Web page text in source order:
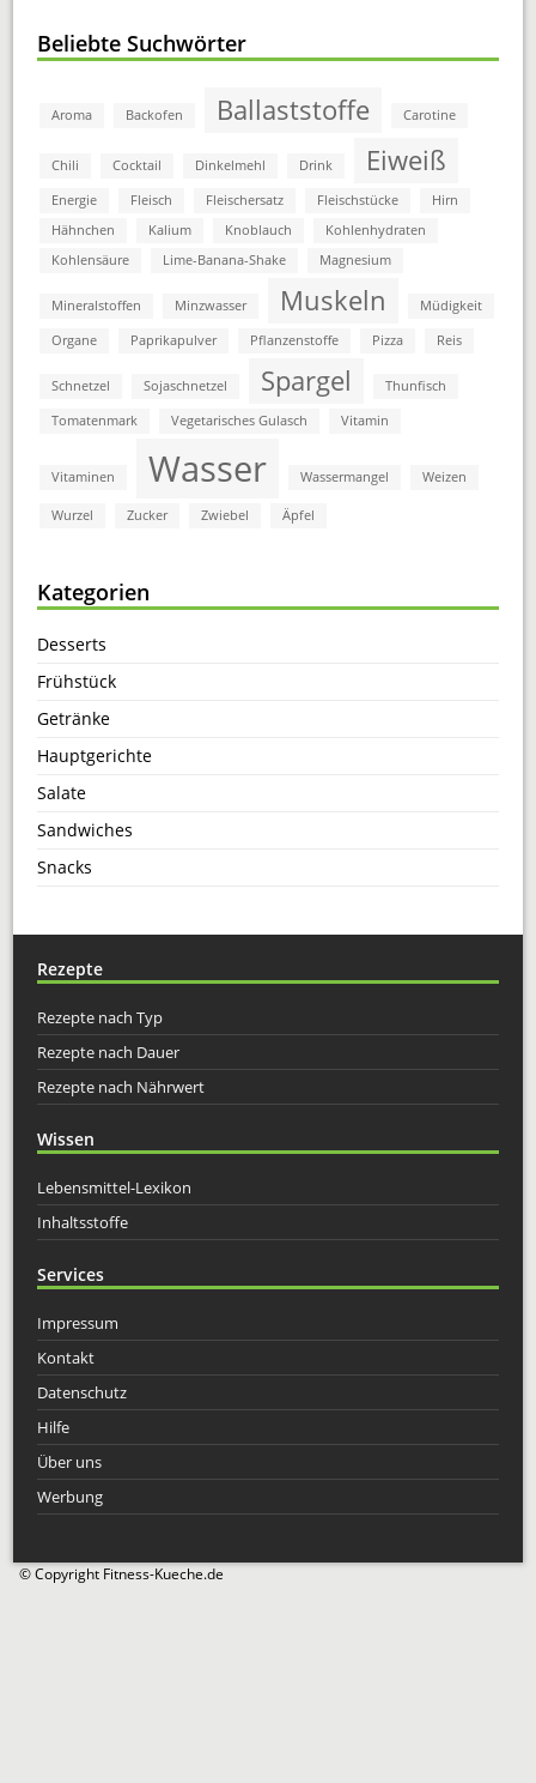
Beliebte Suchwörter
Aroma Backofen Ballaststoffe Carotine
Chili Cocktail Dinkelmehl Drink Eiweiß
Energie Fleisch Fleischersatz Fleischstücke
Hirn
Hähnchen
Kalium Knoblauch
Kohlenhydraten
Kohlensäure
Lime-Banana-Shake Magnesium
Mineralstoffen Minzwasser Muskeln Müdigkeit
Organe Paprikapulver Pflanzenstoffe Pizza Reis
Schnetzel Sojaschnetzel Spargel Thunfisch
Tomatenmark Vegetarisches Gulasch Vitamin
Vitaminen Wasser Wassermangel Weizen
Wurzel Zucker Zwiebel Äpfel
Kategorien
Desserts
Frühstück
Getränke
Hauptgerichte
Salate
Sandwiches
Snacks
Rezepte
Rezepte nach Typ
Rezepte nach Dauer
Rezepte nach Nährwert
Wissen
Lebensmittel-Lexikon
Inhaltsstoffe
Services
Impressum
Kontakt
Datenschutz
Hilfe
Über uns
Werbung
© Copyright Fitness-Kueche.de